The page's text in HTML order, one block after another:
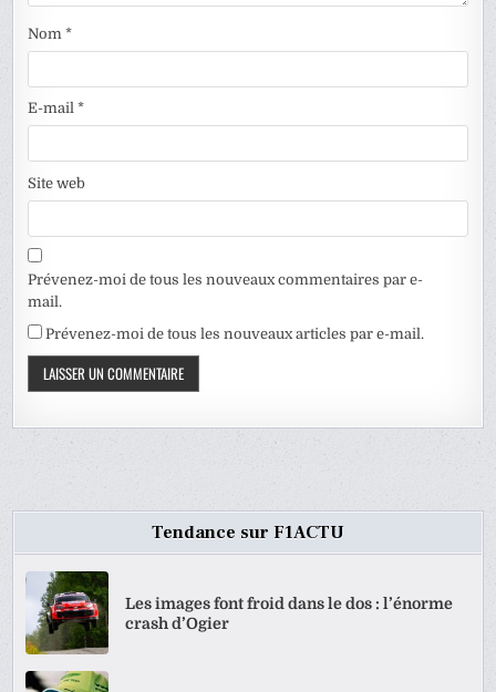
Nom*
E-mail*
Site web
Prévenez-moi de tous les nouveaux commentaires par e-
mail.
Prévenez-moi de tous les nouveaux articles par e-mail.
Tendance sur F1ACTU
Les images font froid dans le dos : l’énorme
crash d’Ogier